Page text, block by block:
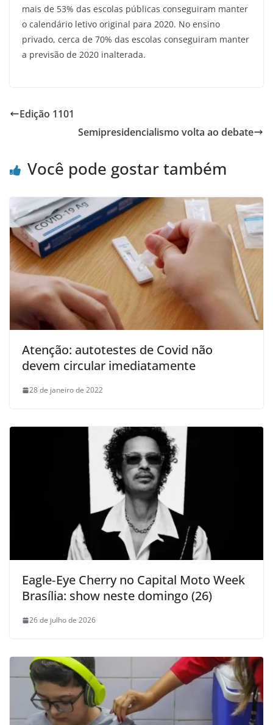
mais de 53% das escolas públicas conseguiram manter
o calendário letivo original para 2020. No ensino
privado, cerca de 70% das escolas conseguiram manter
a previsão de 2020 inalterada.
Edição 1101
Semipresidencialismo volta ao debate
Você pode gostar também
Atenção: autotestes de Covid não
devem circular imediatamente
28 de janeiro de 2022
Eagle‑Eye Cherry no Capital Moto Week
Brasília: show neste domingo (26)
26 de julho de 2026